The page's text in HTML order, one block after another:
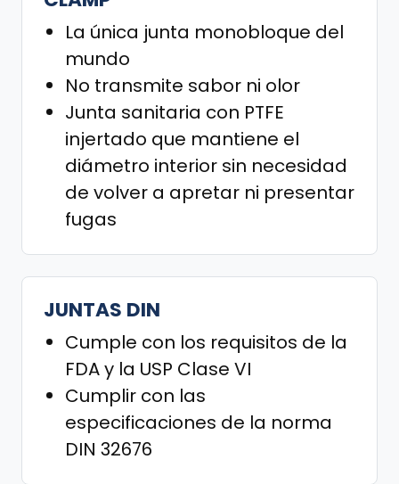
La única junta monobloque del
mundo
No transmite sabor ni olor
Junta sanitaria con PTFE
injertado que mantiene el
diámetro interior sin necesidad
de volver a apretar ni presentar
fugas
JUNTAS DIN
Cumple con los requisitos de la
FDA y la USP Clase VI
Cumplir con las
especificaciones de la norma
DIN 32676